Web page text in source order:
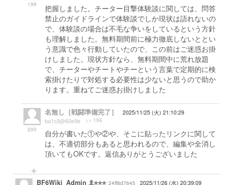
199
把握しました。チーター目撃体験談に関しては、問答
禁止のガイドラインで体験談でしか現状は語れないの
で、体験談の場合は不毛な争いをしているという方針
も理解しました。無料期間前に極力徹底しないととい
う意識で色々行動していたので、この前はご迷惑お掛
けしました。現状方針なら、無料期間中に荒れ放題
で、チーターやチートやチーという言葉で定期的に検
索掛けたりで対処する必要性は少ないと思うので助か
ります。重ねてご迷惑お掛けしました
200
名無し［戦闘準備完了］
2025/11/25 (火) 21:10:29
ba1c3@60e9e
>> 196
自分が書いた①や②や、そこに貼ったリンクに関して
は、不適切部分もあると思われるので、編集や全消し
頂いてもOKです。返信ありがとうございました
BF6Wiki_Admin 24ff8d7645 2025/11/26 (水) 20:39:09